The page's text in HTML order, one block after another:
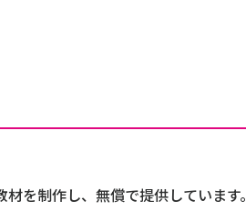
を制作し、無償で提供しています。